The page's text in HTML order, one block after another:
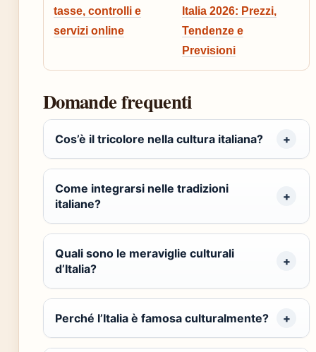
tasse, controlli e
servizi online
Italia 2026: Prezzi,
Tendenze e
Previsioni
Domande frequenti
Cos’è il tricolore nella cultura italiana?
Come integrarsi nelle tradizioni
italiane?
Quali sono le meraviglie culturali
d’Italia?
Perché l’Italia è famosa culturalmente?